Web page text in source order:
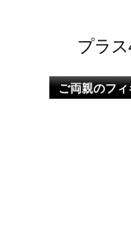
プラ
ご両親のフ